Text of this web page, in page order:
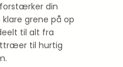
din
grene på op
til alt fra
til hurtig